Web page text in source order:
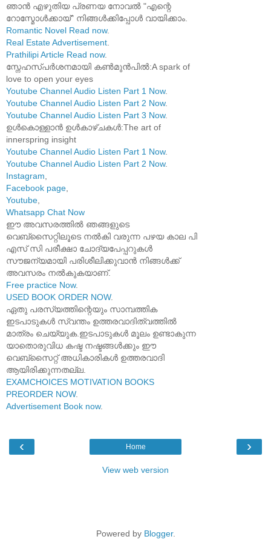
ഞാൻ എഴുതിയ പ്രണയ നോവൽ "എന്റെ
റോസ്മോൾക്കായ്" നിങ്ങൾക്കിപ്പോൾ വായിക്കാം.
Romantic Novel Read now.
Real Estate Advertisement
Prathilipi Article Read now.
സ്നേഹസ്പർശനമായി കൺമുൻപിൽ:A spark of
love to open your eyes
Youtube Channel Audio Listen Part 1 Now.
Youtube Channel Audio Listen Part 2 Now.
Youtube Channel Audio Listen Part 3 Now.
ഉൾകൊള്ളാൻ ഉൾകാഴ്ചകൾ:The art of
innerspring insight
Youtube Channel Audio Listen Part 1 Now.
Youtube Channel Audio Listen Part 2 Now.
Instagram
Facebook page
Youtube
Whatsapp Chat Now
ഈ അവസരത്തിൽ ഞങ്ങളുടെ
വെബ്സൈറ്റിലൂടെ നൽകി വരുന്ന പഴയ കാല പി
എസ് സി പരീക്ഷാ ചോദ്യപേപ്പറുകൾ
സൗജന്യമായി പരിശീലിക്കുവാൻ നിങ്ങൾക്ക്
അവസരം നൽകുകയാണ്.
Free practice Now.
USED BOOK ORDER NOW.
ഏതു പരസ്യത്തിന്റെയും സാമ്പത്തിക
ഇടപാടുകൾ സ്വന്തം ഉത്തരവാദിത്വത്തിൽ
മാത്രം ചെയ്യുക.ഇടപാടുകൾ മൂലം ഉണ്ടാകുന്ന
യാതൊരുവിധ കഷ്ട നഷ്ടങ്ങൾക്കും ഈ
വെബ്സൈറ്റ് അധികാരികൾ ഉത്തരവാദി
ആയിരിക്കുന്നതല്ല.
EXAMCHOICES MOTIVATION BOOKS
PREORDER NOW.
Advertisement Book now.
‹ ›
Home
View web version
Powered by Blogger.